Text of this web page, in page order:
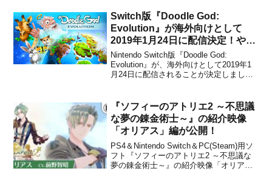
2018年8月2日に発売...
Switch版『Doodle God:
Evolution』が海外向けとして
2019年1月24日に配信決定！やり
始めたら病みつきのパズル＆創世
ゲーム
Nintendo Switch版『Doodle God:
Evolution』が、海外向けとして2019年1
月24日に配信されることが決定しまし
ットフォームで配信されている、やり始
めたら病みつき...
『ソフィーのアトリエ2 ～不思議
な夢の錬金術士～』の紹介映像
「オリアス」編が公開！
PS4＆Nintendo Switch＆PC(Steam)用ソ
フト『ソフィーのアトリエ2 ～不思議な
夢の錬金術士～』の紹介映像「オリア